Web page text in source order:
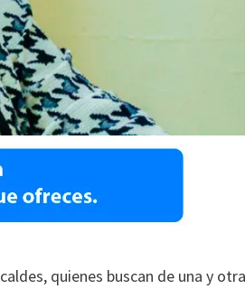
quienes buscan de una y otra